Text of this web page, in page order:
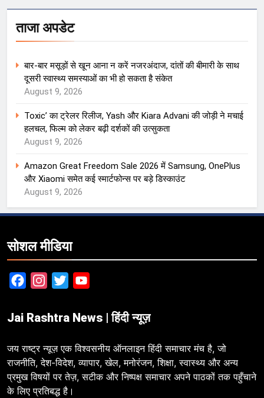
ताजा अपडेट
बार-बार मसूड़ों से खून आना न करें नजरअंदाज, दांतों की बीमारी के साथ
दूसरी स्वास्थ्य समस्याओं का भी हो सकता है संकेत
August 9, 2026
Toxic’ का ट्रेलर रिलीज, Yash और Kiara Advani की जोड़ी ने मचाई
हलचल, फिल्म को लेकर बढ़ी दर्शकों की उत्सुकता
August 9, 2026
Amazon Great Freedom Sale 2026 में Samsung, OnePlus
और Xiaomi समेत कई स्मार्टफोन्स पर बड़े डिस्काउंट
August 9, 2026
सोशल मीडिया
FacebookInstagram
Twitter
Jai Rashtra News | हिंदी न्यूज़
जय राष्ट्र न्यूज़ एक विश्वसनीय ऑनलाइन हिंदी समाचार मंच है, जो
राजनीति, देश-विदेश, व्यापार, खेल, मनोरंजन, शिक्षा, स्वास्थ्य और अन्य
प्रमुख विषयों पर तेज़, सटीक और निष्पक्ष समाचार अपने पाठकों तक पहुँचाने
के लिए प्रतिबद्ध है।